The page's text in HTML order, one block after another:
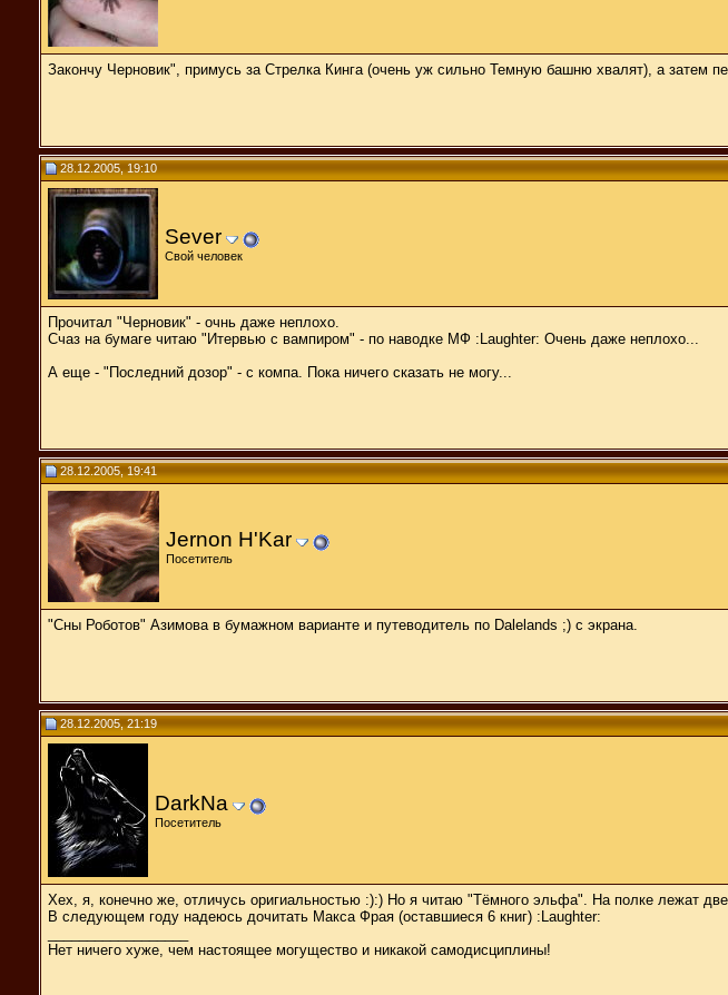
Закончу Черновик", примусь за Стрелка Кинга (очень уж сильно Темную башню хвалят), а
28.12.2005, 19:10
Sever
Свой человек
Прочитал "Черновик" - очнь даже неплохо.
Счаз на бумаге читаю "Итервью с вампиром" - по наводке МФ :Laughter: Очень даже неплохо...
А еще - "Последний дозор" - с компа. Пока ничего сказать не могу...
28.12.2005, 19:41
Jernon H'Kar
Посетитель
"Сны Роботов" Азимова в бумажном варианте и путеводитель по Dalelands ;) с экрана.
28.12.2005, 21:19
DarkNa
Посетитель
Хех, я, конечно же, отличусь оригиальностью :):) Но я читаю "Тёмного эльфа". На полке лежат
В следующем году надеюсь дочитать Макса Фрая (оставшиеся 6 книг) :Laughter:
Нет ничего хуже, чем настоящее могущество и никакой самодисциплины!